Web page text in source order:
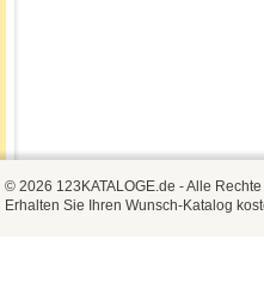
© 2026 123KATALOGE.de - Alle
Erhalten Sie Ihren Wunsch-Katalog